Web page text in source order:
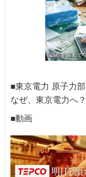
■東京電力 原子力
なぜ、東京電力へ
■動画